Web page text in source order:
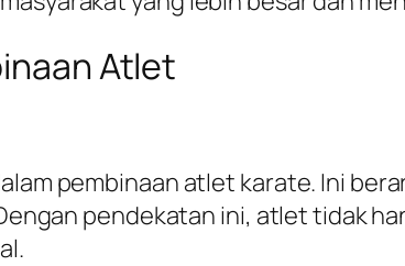
Atlet
pembinaan atlet karate. Ini
pendekatan ini, atlet tidak